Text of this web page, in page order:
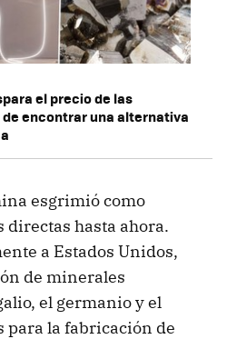
el precio de las
encontrar una alternativa
esgrimió como
directas hasta ahora.
a Estados Unidos,
de minerales
el germanio y el
para la fabricación de